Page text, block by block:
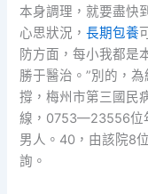
本身調理，就要盡快
心思狀況，長期包養
防方面，每小我都是
勝于醫治。”別的，
撐，梅州市第三國民
線，0753—23556位
男人。40，由該院8
詢。